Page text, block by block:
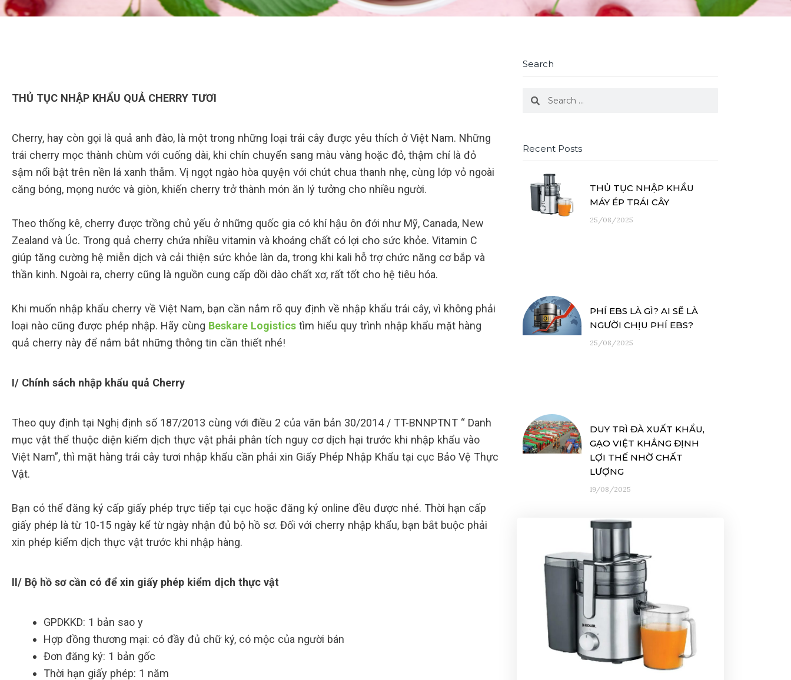
THỦ TỤC NHẬP KHẨU QUẢ CHERRY TƯƠI
Cherry, hay còn gọi là quả anh đào, là một trong những loại trái cây được yêu thích ở Việt Nam. Những
trái cherry mọc thành chùm với cuống dài, khi chín chuyển sang màu vàng hoặc đỏ, thậm chí là đỏ
sậm nổi bật trên nền lá xanh thẫm. Vị ngọt ngào hòa quyện với chút chua thanh nhẹ, cùng lớp vỏ ngoài
căng bóng, mọng nước và giòn, khiến cherry trở thành món ăn lý tưởng cho nhiều người.
Theo thống kê, cherry được trồng chủ yếu ở những quốc gia có khí hậu ôn đới như Mỹ, Canada, New
Zealand và Úc. Trong quả cherry chứa nhiều vitamin và khoáng chất có lợi cho sức khỏe. Vitamin C
giúp tăng cường hệ miễn dịch và cải thiện sức khỏe làn da, trong khi kali hỗ trợ chức năng cơ bắp và
thần kinh. Ngoài ra, cherry cũng là nguồn cung cấp dồi dào chất xơ, rất tốt cho hệ tiêu hóa.
Khi muốn nhập khẩu cherry về Việt Nam, bạn cần nắm rõ quy định về nhập khẩu trái cây, vì không phải
loại nào cũng được phép nhập. Hãy cùng Beskare Logistics tìm hiểu quy trình nhập khẩu mặt hàng
quả cherry này để nắm bắt những thông tin cần thiết nhé!
I/ Chính sách nhập khẩu quả Cherry
Theo quy định tại Nghị định số 187/2013 cùng với điều 2 của văn bản 30/2014 / TT-BNNPTNT “ Danh
mục vật thể thuộc diện kiểm dịch thực vật phải phân tích nguy cơ dịch hại trước khi nhập khẩu vào
Việt Nam”, thì mặt hàng trái cây tươi nhập khẩu cần phải xin Giấy Phép Nhập Khẩu tại cục Bảo Vệ Thực
Vật.
Bạn có thể đăng ký cấp giấy phép trực tiếp tại cục hoặc đăng ký online đều được nhé. Thời hạn cấp
giấy phép là từ 10-15 ngày kể từ ngày nhận đủ bộ hồ sơ. Đối với cherry nhập khẩu, bạn bắt buộc phải
xin phép kiểm dịch thực vật trước khi nhập hàng.
II/ Bộ hồ sơ cần có để xin giấy phép kiểm dịch thực vật
GPDKKD: 1 bản sao y
Hợp đồng thương mại: có đầy đủ chữ ký, có mộc của người bán
Đơn đăng ký: 1 bản gốc
Thời hạn giấy phép: 1 năm
Search
SearchSearch
Recent Posts
THỦ TỤC NHẬP KHẨU
MÁY ÉP TRÁI CÂY
25/08/2025
PHÍ EBS LÀ GÌ? AI SẼ LÀ
NGƯỜI CHỊU PHÍ EBS?
25/08/2025
DUY TRÌ ĐÀ XUẤT KHẨU,
GẠO VIỆT KHẲNG ĐỊNH
LỢI THẾ NHỜ CHẤT
LƯỢNG
19/08/2025